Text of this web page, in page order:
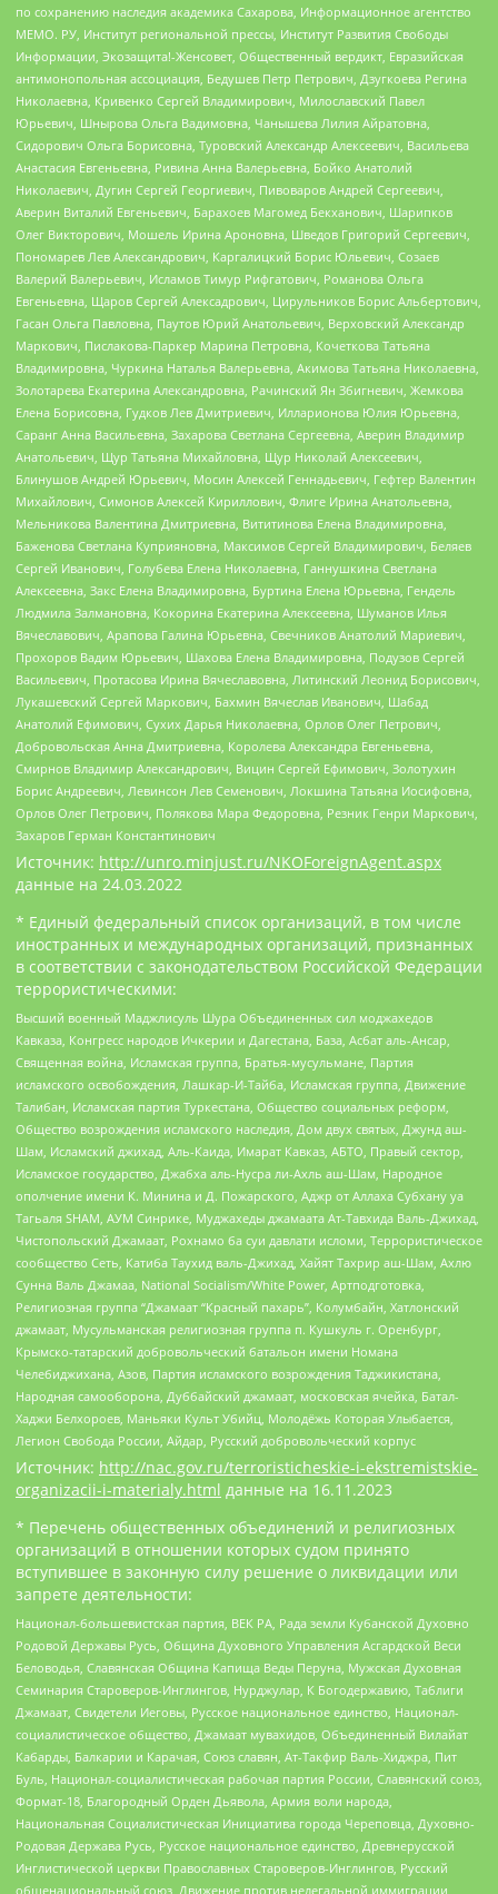
по сохранению наследия академика Сахарова, Информационное агентство
МЕМО. РУ, Институт региональной прессы, Институт Развития Свободы
Информации, Экозащита!-Женсовет, Общественный вердикт, Евразийская
антимонопольная ассоциация, Бедушев Петр Петрович, Дзугкоева Регина
Николаевна, Кривенко Сергей Владимирович, Милославский Павел
Юрьевич, Шнырова Ольга Вадимовна, Чанышева Лилия Айратовна,
Сидорович Ольга Борисовна, Туровский Александр Алексеевич, Васильева
Анастасия Евгеньевна, Ривина Анна Валерьевна, Бойко Анатолий
Николаевич, Дугин Сергей Георгиевич, Пивоваров Андрей Сергеевич,
Аверин Виталий Евгеньевич, Барахоев Магомед Бекханович, Шарипков
Олег Викторович, Мошель Ирина Ароновна, Шведов Григорий Сергеевич,
Пономарев Лев Александрович, Каргалицкий Борис Юльевич, Созаев
Валерий Валерьевич, Исламов Тимур Рифгатович, Романова Ольга
Евгеньевна, Щаров Сергей Алексадрович, Цирульников Борис Альбертович,
Гасан Ольга Павловна, Паутов Юрий Анатольевич, Верховский Александр
Маркович, Пислакова-Паркер Марина Петровна, Кочеткова Татьяна
Владимировна, Чуркина Наталья Валерьевна, Акимова Татьяна Николаевна,
Золотарева Екатерина Александровна, Рачинский Ян Збигневич, Жемкова
Елена Борисовна, Гудков Лев Дмитриевич, Илларионова Юлия Юрьевна,
Саранг Анна Васильевна, Захарова Светлана Сергеевна, Аверин Владимир
Анатольевич, Щур Татьяна Михайловна, Щур Николай Алексеевич,
Блинушов Андрей Юрьевич, Мосин Алексей Геннадьевич, Гефтер Валентин
Михайлович, Симонов Алексей Кириллович, Флиге Ирина Анатольевна,
Мельникова Валентина Дмитриевна, Вититинова Елена Владимировна,
Баженова Светлана Куприяновна, Максимов Сергей Владимирович, Беляев
Сергей Иванович, Голубева Елена Николаевна, Ганнушкина Светлана
Алексеевна, Закс Елена Владимировна, Буртина Елена Юрьевна, Гендель
Людмила Залмановна, Кокорина Екатерина Алексеевна, Шуманов Илья
Вячеславович, Арапова Галина Юрьевна, Свечников Анатолий Мариевич,
Прохоров Вадим Юрьевич, Шахова Елена Владимировна, Подузов Сергей
Васильевич, Протасова Ирина Вячеславовна, Литинский Леонид Борисович,
Лукашевский Сергей Маркович, Бахмин Вячеслав Иванович, Шабад
Анатолий Ефимович, Сухих Дарья Николаевна, Орлов Олег Петрович,
Добровольская Анна Дмитриевна, Королева Александра Евгеньевна,
Смирнов Владимир Александрович, Вицин Сергей Ефимович, Золотухин
Борис Андреевич, Левинсон Лев Семенович, Локшина Татьяна Иосифовна,
Орлов Олег Петрович, Полякова Мара Федоровна, Резник Генри Маркович,
Захаров Герман Константинович
Источник: http://unro.minjust.ru/NKOForeignAgent.aspx
данные на 24.03.2022
* Единый федеральный список организаций, в том числе
иностранных и международных организаций, признанных
в соответствии с законодательством Российской Федерации
террористическими:
Высший военный Маджлисуль Шура Объединенных сил моджахедов
Кавказа, Конгресс народов Ичкерии и Дагестана, База, Асбат аль-Ансар,
Священная война, Исламская группа, Братья-мусульмане, Партия
исламского освобождения, Лашкар-И-Тайба, Исламская группа, Движение
Талибан, Исламская партия Туркестана, Общество социальных реформ,
Общество возрождения исламского наследия, Дом двух святых, Джунд аш-
Шам, Исламский джихад, Аль-Каида, Имарат Кавказ, АБТО, Правый сектор,
Исламское государство, Джабха аль-Нусра ли-Ахль аш-Шам, Народное
ополчение имени К. Минина и Д. Пожарского, Аджр от Аллаха Субхану уа
Тагьаля SHAM, АУМ Синрике, Муджахеды джамаата Ат-Тавхида Валь-Джихад,
Чистопольский Джамаат, Рохнамо ба суи давлати исломи, Террористическое
сообщество Сеть, Катиба Таухид валь-Джихад, Хайят Тахрир аш-Шам, Ахлю
Сунна Валь Джамаа, National Socialism/White Power, Артподготовка,
Религиозная группа “Джамаат “Красный пахарь”, Колумбайн, Хатлонский
джамаат, Мусульманская религиозная группа п. Кушкуль г. Оренбург,
Крымско-татарский добровольческий батальон имени Номана
Челебиджихана, Азов, Партия исламского возрождения Таджикистана,
Народная самооборона, Дуббайский джамаат, московская ячейка, Батал-
Хаджи Белхороев, Маньяки Культ Убийц, Молодёжь Которая Улыбается,
Легион Свобода России, Айдар, Русский добровольческий корпус
Источник: http://nac.gov.ru/terroristicheskie-i-ekstremistskie-
organizacii-i-materialy.html данные на 16.11.2023
* Перечень общественных объединений и религиозных
организаций в отношении которых судом принято
вступившее в законную силу решение о ликвидации или
запрете деятельности:
Национал-большевистская партия, ВЕК РА, Рада земли Кубанской Духовно
Родовой Державы Русь, Община Духовного Управления Асгардской Веси
Беловодья, Славянская Община Капища Веды Перуна, Мужская Духовная
Семинария Староверов-Инглингов, Нурджулар, К Богодержавию, Таблиги
Джамаат, Свидетели Иеговы, Русское национальное единство, Национал-
социалистическое общество, Джамаат мувахидов, Объединенный Вилайат
Кабарды, Балкарии и Карачая, Союз славян, Ат-Такфир Валь-Хиджра, Пит
Буль, Национал-социалистическая рабочая партия России, Славянский союз,
Формат-18, Благородный Орден Дьявола, Армия воли народа,
Национальная Социалистическая Инициатива города Череповца, Духовно-
Родовая Держава Русь, Русское национальное единство, Древнерусской
Инглистической церкви Православных Староверов-Инглингов, Русский
общенациональный союз, Движение против нелегальной иммиграции,